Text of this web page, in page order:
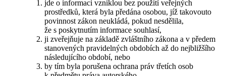
jde o informaci vzniklou bez použití veřejných
prostředků, která byla předána osobou, jíž takovouto
povinnost zákon neukládá, pokud nesdělila,
že s poskytnutím informace souhlasí,
ji zveřejňuje na základě zvláštního zákona a v předem
stanovených pravidelných obdobích až do nejbližšího
následujícího období, nebo
by tím byla porušena ochrana práv třetích osob